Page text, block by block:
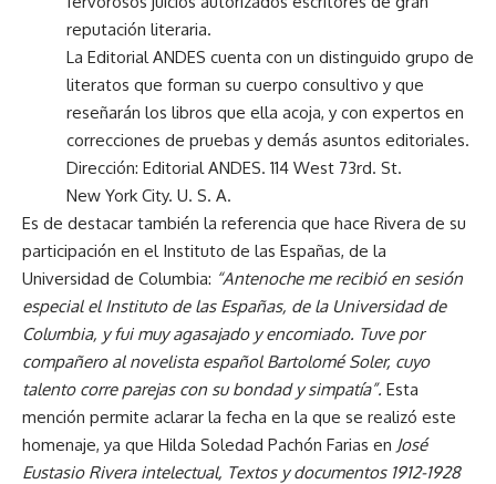
reputación literaria.
La Editorial ANDES cuenta con un distinguido grupo de
literatos que forman su cuerpo consultivo y que
reseñarán los libros que ella acoja, y con expertos en
correcciones de pruebas y demás asuntos editoriales.
Dirección: Editorial ANDES. 114 West 73rd. St.
New York City. U. S. A.
Es de destacar también la referencia que hace Rivera de su
participación en el Instituto de las Españas, de la
Universidad de Columbia: “Antenoche me recibió en sesión
especial el Instituto de las Españas, de la Universidad de
Columbia, y fui muy agasajado y encomiado. Tuve por
compañero al novelista español Bartolomé Soler, cuyo
talento corre parejas con su bondad y simpatía”. Esta
mención permite aclarar la fecha en la que se realizó este
homenaje, ya que Hilda Soledad Pachón Farias en José
Eustasio Rivera intelectual, Textos y documentos 1912-1928